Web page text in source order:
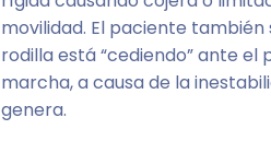
movilidad. El paciente también
rodilla está “cediendo” ante el
marcha, a causa de la
genera.